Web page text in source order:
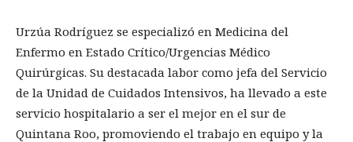
Urzúa Rodríguez se especializó en Medicina del
Enfermo en Estado Crítico/Urgencias Médico
Quirúrgicas. Su destacada labor como jefa del Servicio
de la Unidad de Cuidados Intensivos, ha llevado a este
servicio hospitalario a ser el mejor en el sur de
Quintana Roo, promoviendo el trabajo en equipo y la